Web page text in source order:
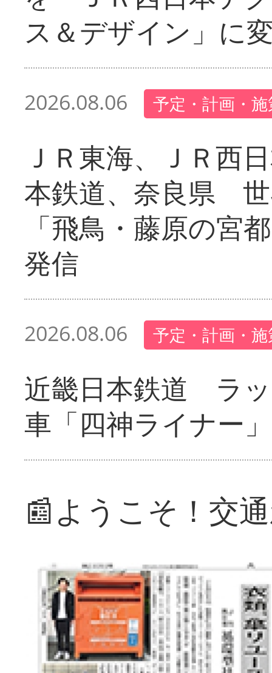
ス＆デザイン」に
2026.08.06 予定・計画・
ＪＲ東海、ＪＲ西
本鉄道、奈良県
「飛鳥・藤原の宮
発信
2026.08.06 予定・計画・
近畿日本鉄道 ラ
車「四神ライナー
📰ようこそ！交